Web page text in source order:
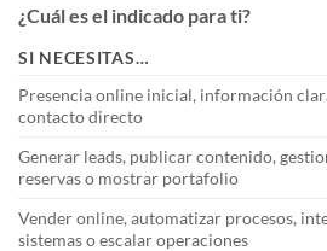
¿Cuál es el indicado para ti?
SI NECESITAS…
Presencia online inicial, información
contacto directo
Generar leads, publicar contenido,
reservas o mostrar portafolio
Vender online, automatizar procesos,
sistemas o escalar operaciones